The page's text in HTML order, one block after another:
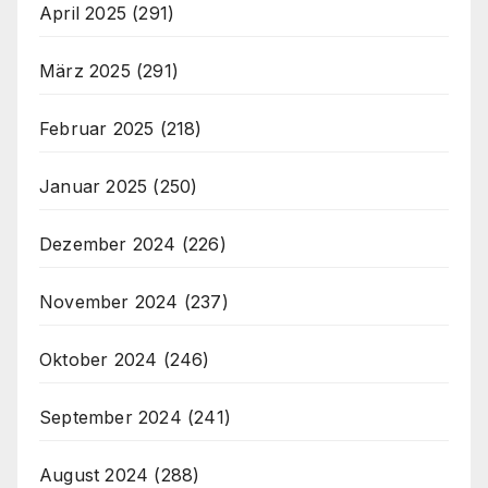
April 2025 (291)
März 2025 (291)
Februar 2025 (218)
Januar 2025 (250)
Dezember 2024 (226)
November 2024 (237)
Oktober 2024 (246)
September 2024 (241)
August 2024 (288)